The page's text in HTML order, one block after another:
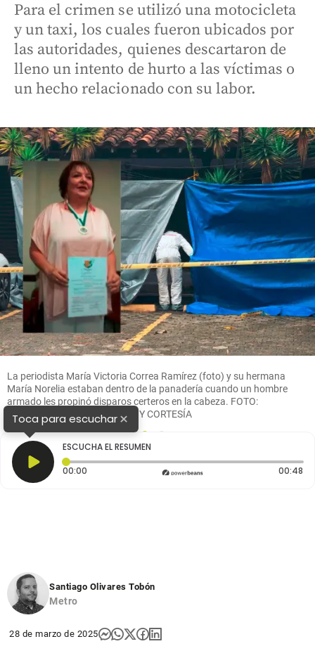
Para el crimen se utilizó una motocicleta
y un taxi, los cuales fueron ubicados por
las autoridades, quienes descartaron de
lleno un intento de hurto a las víctimas o
un hecho relacionado con su labor.
La periodista María Victoria Correa Ramírez (foto) y su hermana
María Norelia estaban dentro de la panadería cuando un hombre
armado les propinó disparos certeros en la cabeza. FOTO:
SANTIAGO OLIVARES TOBÓN Y CORTESÍA
Toca para escuchar×
ESCUCHA EL RESUMEN
00:00 Tiempo transcurrido: 0 segundos 00:48
Santiago Olivares Tobón
Metro
28 de marzo de 2025